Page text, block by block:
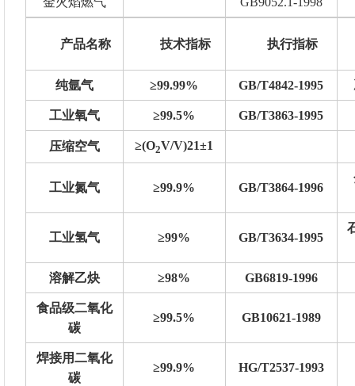
产品名称 技术指标 执行指标
纯氩气 ≥99.99% GB/T4842-1995
工业氧气 ≥99.5% GB/T3863-1995
压缩空气 ≥(O2V/V)21±1
工业氮气 ≥99.9% GB/T3864-1996
工业氢气 ≥99% GB/T3634-1995
溶解乙炔 ≥98% GB6819-1996
食品级二氧化
碳
≥99.5% GB10621-1989
焊接用二氧化
碳
≥99.9% HG/T2537-1993